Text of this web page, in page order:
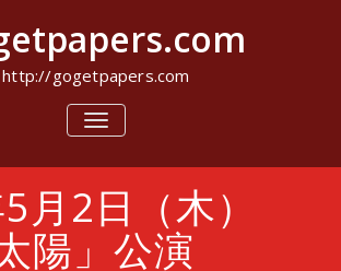
http://gogetpapers.com
ナ
ビ
シ
ョ
ン
月2日（木）
陽」公演